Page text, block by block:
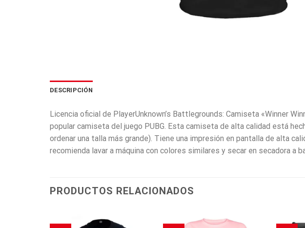
DESCRIPCIÓN
Licencia oficial de PlayerUnknown’s Battlegrounds: Camiseta «Winner
popular camiseta del juego PUBG. Esta camiseta de alta calidad está
ordenar una talla más grande). Tiene una impresión en pantalla de alta
recomienda lavar a máquina con colores similares y secar en secadora a
PRODUCTOS RELACIONADOS